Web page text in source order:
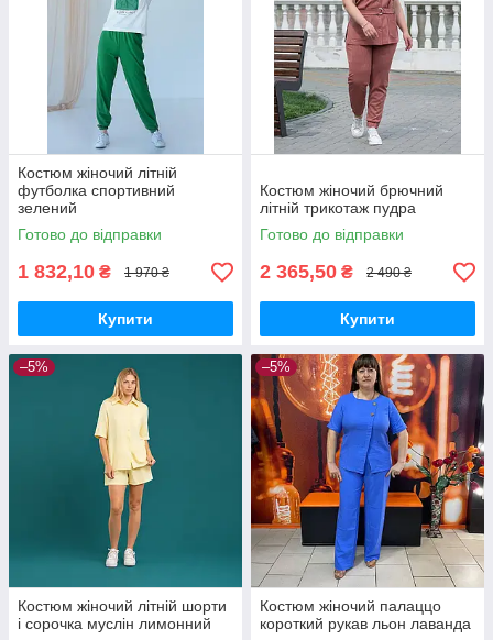
Костюм жіночий літній
футболка спортивний
зелений
Готово до відправки
1 832,10 ₴ 1 970 ₴
Купити
Костюм жіночий брючний
літній трикотаж пудра
Готово до відправки
2 365,50 ₴ 2 490 ₴
Купити
–5%
Костюм жіночий літній шорти
і сорочка муслін лимонний
–5%
Костюм жіночий палаццо
короткий рукав льон лаванда